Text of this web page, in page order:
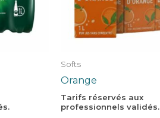
Softs
Orange
Tarifs réservés aux
professionnels validés.